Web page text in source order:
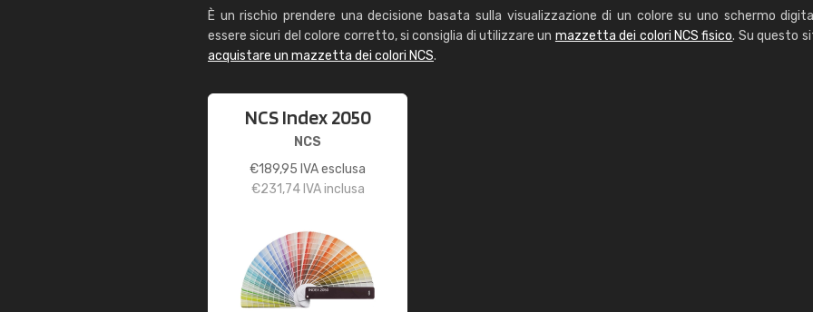
È un rischio prendere una decisione basata sulla visualizzazione di un colore su uno schermo
essere sicuri del colore corretto, si consiglia di utilizzare un mazzetta dei colori NCS fisico. Su questo
acquistare un mazzetta dei colori NCS.
NCS Index 2050
NCS
€189,95 IVA esclusa
€231,74IVA inclusa